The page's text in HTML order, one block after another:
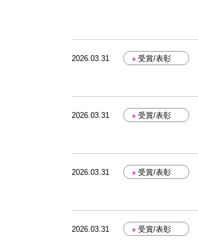
2026.03.31 ● 受賞/表彰
2026.03.31 ● 受賞/表彰
2026.03.31 ● 受賞/表彰
2026.03.31 ● 受賞/表彰